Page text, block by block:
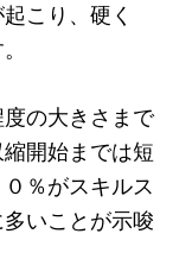
こり、硬く
の大きさまで
開始までは短
％がスキルス
いことが示唆